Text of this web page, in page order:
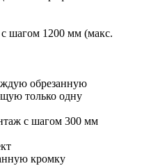
шагом 1200 мм (макс.
обрезанную
только одну
с шагом 300 мм
кромку